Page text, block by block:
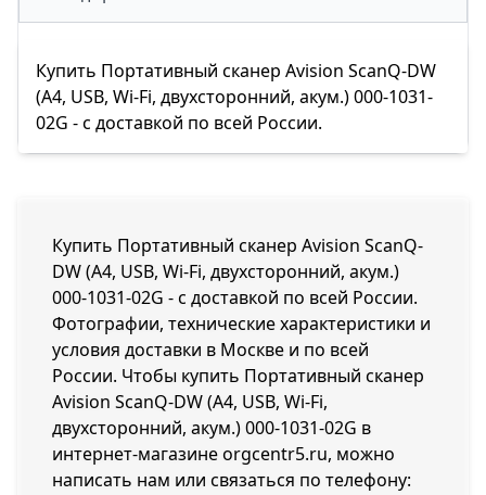
Купить Портативный сканер Avision ScanQ-DW
(А4, USB, Wi-Fi, двухсторонний, акум.) 000-1031-
02G - с доставкой по всей России.
Купить Портативный сканер Avision ScanQ-
DW (А4, USB, Wi-Fi, двухсторонний, акум.)
000-1031-02G - с доставкой по всей России.
Фотографии, технические характеристики и
условия доставки в Москве и по всей
России. Чтобы купить Портативный сканер
Avision ScanQ-DW (А4, USB, Wi-Fi,
двухсторонний, акум.) 000-1031-02G в
интернет-магазине orgcentr5.ru, можно
написать нам или связаться по телефону: